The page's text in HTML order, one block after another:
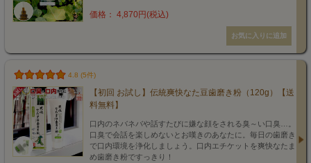
価格： 4,870円(税込)
4.8 (5件)
【初回 お試し】伝統爽快なた豆歯磨き粉（120g）【送
料無料】
口内のネバネバや話すたびに嫌な顔をされる臭～い口臭…。
口臭で会話を楽しめないとお嘆きのあなたに。毎日の歯磨き
で口内環境を浄化しましょう。口内エチケットを爽快なたま
め歯磨き粉ですっきり！